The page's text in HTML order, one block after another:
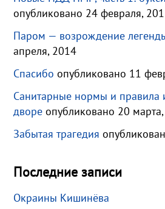
опубликовано 24 февраля,
Паром — возрождение
апреля, 2014
Спасибо опубликовано 11
Санитарные нормы и правила
дворе опубликовано 20
Забытая трагедия
Последние записи
Окраины Кишинёва